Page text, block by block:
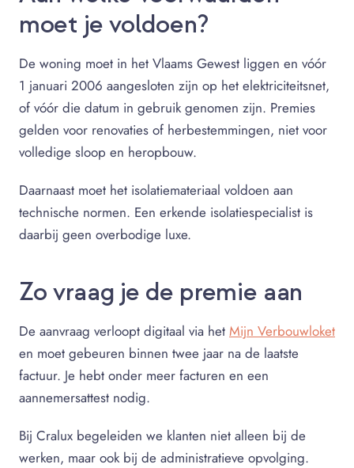
moet je voldoen?
De woning moet in het Vlaams Gewest liggen en vóór
1 januari 2006 aangesloten zijn op het elektriciteitsnet,
of vóór die datum in gebruik genomen zijn. Premies
gelden voor renovaties of herbestemmingen, niet voor
volledige sloop en heropbouw.
Daarnaast moet het isolatiemateriaal voldoen aan
technische normen. Een erkende isolatiespecialist is
daarbij geen overbodige luxe.
Zo vraag je de premie aan
De aanvraag verloopt digitaal via het Mijn Verbouwloket
en moet gebeuren binnen twee jaar na de laatste
factuur. Je hebt onder meer facturen en een
aannemersattest nodig.
Bij Cralux begeleiden we klanten niet alleen bij de
werken, maar ook bij de administratieve opvolging.